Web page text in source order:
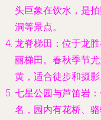
头巨象在饮水，是
洞等景点。
龙脊梯田：位于龙
丽梯田。春秋季节
黄，适合徒步和摄影
七星公园与芦笛岩
名，园内有花桥、